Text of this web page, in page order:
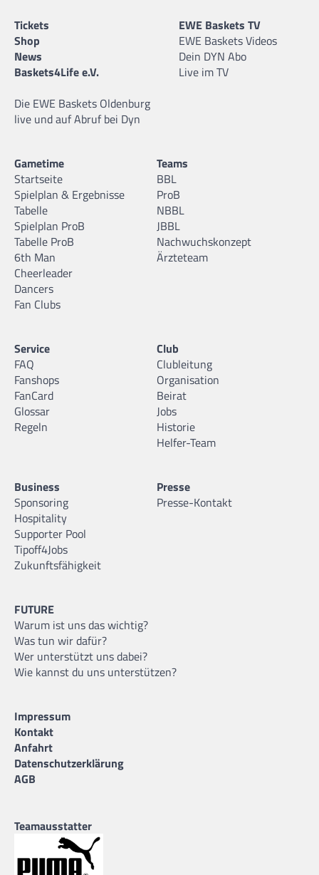
Tickets
Shop
News
Baskets4Life e.V.
Die EWE Baskets Oldenburg
live und auf Abruf bei Dyn
EWE Baskets TV
EWE Baskets Videos
Dein DYN Abo
Live im TV
Gametime
Startseite
Spielplan & Ergebnisse
Tabelle
Spielplan ProB
Tabelle ProB
6th Man
Cheerleader
Dancers
Fan Clubs
Teams
BBL
ProB
NBBL
JBBL
Nachwuchskonzept
Ärzteteam
Service
FAQ
Fanshops
FanCard
Glossar
Regeln
Club
Clubleitung
Organisation
Beirat
Jobs
Historie
Helfer-Team
Business
Sponsoring
Hospitality
Supporter Pool
Tipoff4Jobs
Zukunftsfähigkeit
Presse
Presse-Kontakt
FUTURE
Warum ist uns das wichtig?
Was tun wir dafür?
Wer unterstützt uns dabei?
Wie kannst du uns unterstützen?
Impressum
Kontakt
Anfahrt
Datenschutzerklärung
AGB
Teamausstatter